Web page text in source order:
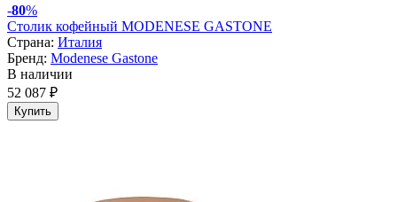
-80%
Столик кофейный MODENESE GASTONE
Страна: Италия
Бренд: Modenese Gastone
В наличии
52 087 ₽
Купить